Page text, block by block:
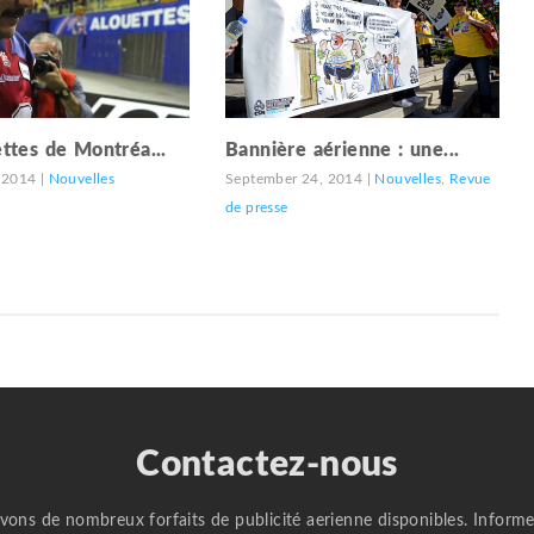
de Montréa...
Nouvelles
Bannière aérienne : une...
September 24, 2014 Nouvelles
Revue
de presse
Contactez-nous
de nombreux forfaits de publicité aerienne disponibles.